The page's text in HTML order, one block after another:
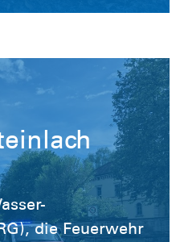
und
Eisdecken
tragfähig
dar. Die
Neckar-Alb der
Gesellschaft
Betreten der
ausschließlich
die Feuerwehr